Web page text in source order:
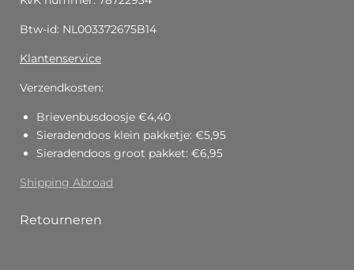
Btw-id: NL003372675B14
Klantenservice
Verzendkosten:
Brievenbusdoosje €4,40
Sieradendoos klein pakketje: €5,95
Sieradendoos groot pakket: €6,95
Shipping Abroad
Retourneren